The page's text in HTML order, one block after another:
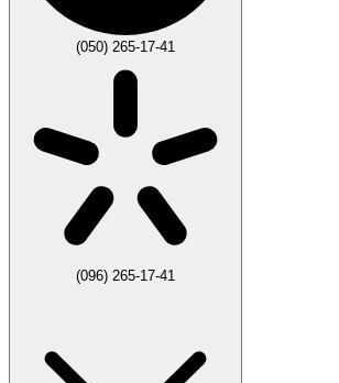
(050) 265-17-41
(096) 265-17-41